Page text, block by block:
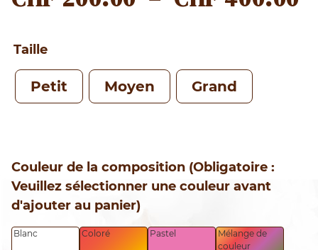
Taille
Petit Moyen Grand
Couleur de la composition (Obligatoire :
Veuillez sélectionner une couleur avant
d'ajouter au panier)
Blanc Coloré Pastel
Mélange de
couleur